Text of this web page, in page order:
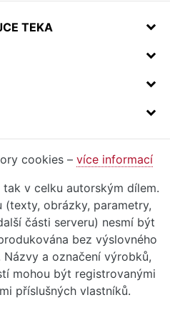
TEKA
cookies – více informací
v celku autorským dílem.
obrázky, parametry,
části serveru) nesmí být
bez výslovného
a označení výrobků,
mohou být registrovanými
příslušných vlastníků.